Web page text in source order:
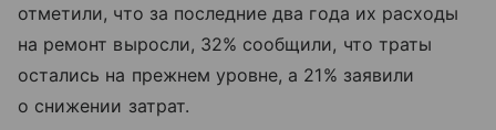
отметили, что за последние два года их расходы
на ремонт выросли, 32% сообщили, что траты
остались на прежнем уровне, а 21% заявили
о снижении затрат.